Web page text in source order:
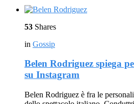
53 Shares
in Gossip
Belen Rodriguez spiega
su Instagram
Belen Rodriguez è fra le